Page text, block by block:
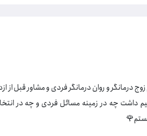
درمانگر و روان درمانگر فردی و مشاور قبل
داشت چه در زمینه مسائل فردی و چه در